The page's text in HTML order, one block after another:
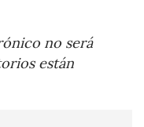
no será
están